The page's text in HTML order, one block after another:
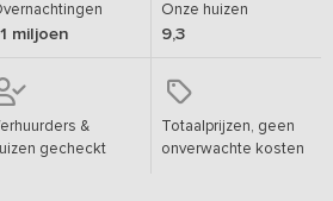
miljoen
Onze huizen
9,3
&
gecheckt
Totaalprijzen, geen
onverwachte kosten